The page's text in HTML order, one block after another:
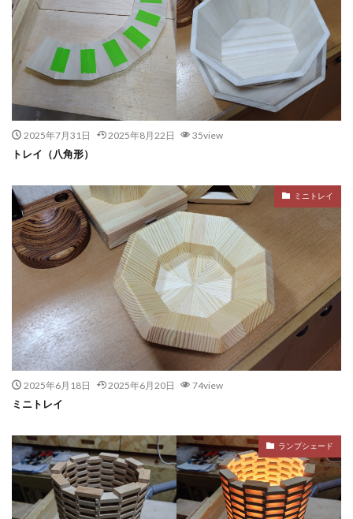
2025年7月31日 2025年8月22日 35view
トレイ（八角形）
ミニトレイ
2025年6月18日 2025年6月20日 74view
ミニトレイ
ランプシェード